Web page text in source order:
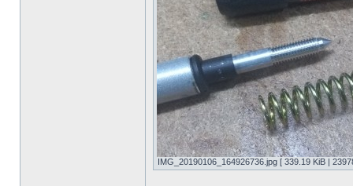
IMG_20190106_164926736.jpg [ 339.19 KiB |